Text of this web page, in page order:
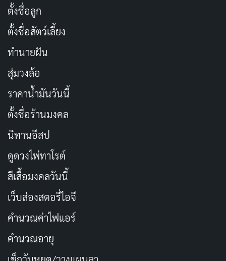
ได้อยู่พ่อรุ่น! แต่พอเช้ามาอย่าถามหนูว่าเป็นใคร 555
วันนี้มีแต่ความสุขที่ได้ครบรอบหนึ่งปี ถ้ามีอะไรไม่
พอใจ กลับไปใช้ชีวิตใหม่ก็แล้วกันนะ 5555
วันนี้ดวงใจโปร่งสว่าง ดั่งสายธารแห่งปัญญาที่ค่อยๆ
ไหลรินสู่จิตวิญญาณของเรา
มากมาย ปีนี้จงเป็นศูนย์รวมของพลังบวก
สายลมชีวิตได้พัดผ่านร้อนหนาว แต่ท่ามกลางนั้น คือ
ดอกไม้แห่งปัญญาที่ค่อยๆ บานสะพรั่ง
สุขสันต์วันเกิด! ปีนี้ขออวยพรให้ตัวเองรักและเข้าใจตัว
เองมากขึ้น ค้นพบศักยภาพที่ซ่อนอยู่ และใช้ชีวิตอย่าง
มีความสุข
ขอให้ปีนี้เป็นปีแห่งการเริ่มต้นใหม่ เต็มไปด้วยความ
ท้าทาย เป้าหมาย และความสำเร็จที่ยิ่งใหญ่
อายุเป็นเพียงตัวเลข ขอให้ใจเราสดใส ร่าเริง มองโลก
ตั้งชื่อลูก
ตั้งชื่อสัตว์เลี้ยง
ทำนายฝัน
สุ่มวงล้อ
ราคาน้ำมันวันนี้
ตั้งชื่อร้านมงคล
นิทานอีสป
ดูดวงไพ่ทาโรต์
สีเสื้อมงคลวันนี้
เว็บส่องสตอรี่ไอจี
คำนวณค่าไฟแอร์
คำนวณอายุ